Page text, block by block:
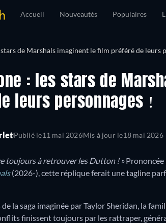
Accueil Nouveautés Populaires
: les stars de
leurs personnages !
Publié le11 mai 2026Mis à jour le18 mai 2026
toujours à retrouver les Dutton ! »Prononcée
(2026-), cette réplique ferait une tagline
la saga imaginée par Taylor Sheridan, la
finissent toujours par les rattraper,